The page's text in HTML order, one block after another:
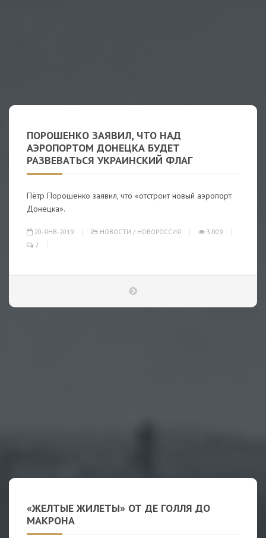
ПОРОШЕНКО ЗАЯВИЛ, ЧТО НАД
АЭРОПОРТОМ ДОНЕЦКА БУДЕТ
РАЗВЕВАТЬСЯ УКРАИНСКИЙ ФЛАГ
Пётр Порошенко заявил, что «отстроит новый аэропорт
Донецка».
20-ЯНВ-2019 НОВОСТИ / НОВОРОССИЯ
3 009
2
«ЖЕЛТЫЕ ЖИЛЕТЫ» ОТ ДЕ ГОЛЛЯ ДО
МАКРОНА